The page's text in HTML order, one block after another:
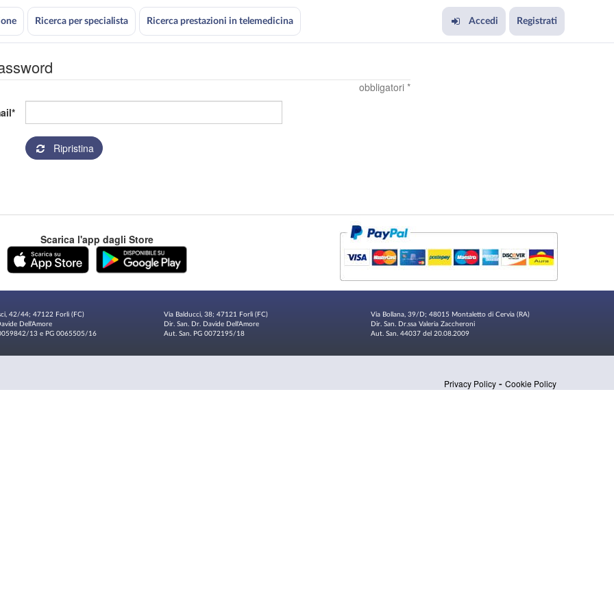
Ricerca per specialista Ricerca prestazioni in telemedicina Accedi Registrati
obbligatori *
Ripristina
Scarica l'app dagli Store
42/44; 47122 Forlì (FC)
Dell'Amore
13 e PG 0065505/16
Via Balducci, 38; 47121 Forlì (FC)
Dir. San. Dr. Davide Dell'Amore
Aut. San. PG 0072195/18
Via Bollana, 39/D; 48015 Montaletto di Cervia (RA)
Dir. San. Dr.ssa Valeria Zaccheroni
Aut. San. 44037 del 20.08.2009
Privacy Policy -Cookie Policy